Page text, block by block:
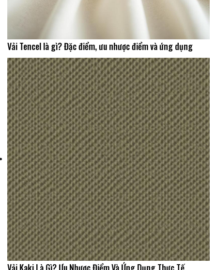
Vải Tencel là gì? Đặc điểm, ưu nhược điểm và ứng dụng
Vải Kaki Là Gì? Ưu Nhược Điểm Và Ứng Dụng Thực Tế